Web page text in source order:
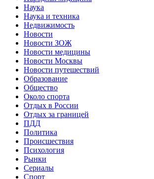
Наука
Наука и техника
Недвижимость
Новости
Новости ЗОЖ
Новости медицины
Новости Москвы
Новости путешествий
Образование
Общество
Около спорта
Отдых в России
Отдых за границей
ПДД
Политика
Происшествия
Психология
Рынки
Сериалы
Спорт